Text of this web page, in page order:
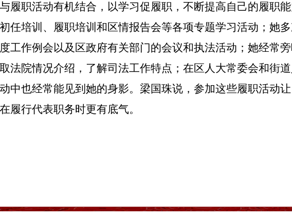
履职活动有机结合，以学习促履职，不断提高自己的履职
任培训、履职培训和区情报告会等各项专题学习活动；她
工作例会以及区政府有关部门的会议和执法活动；她经常
法院情况介绍，了解司法工作特点；在区人大常委会和街
中也经常能见到她的身影。梁国珠说，参加这些履职活动
履行代表职务时更有底气。